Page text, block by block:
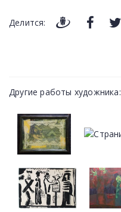
Делится:
Другие работы художника: